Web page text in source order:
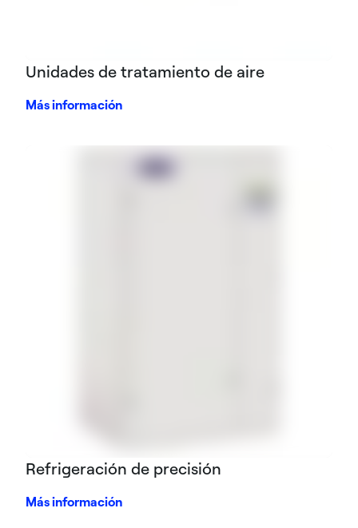
Unidades de tratamiento de aire
Más información
Refrigeración de precisión
Más información